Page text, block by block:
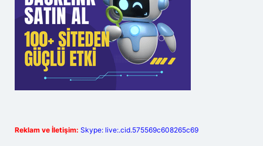
Reklam ve İletişim: Skype: live:.cid.575569c608265c69